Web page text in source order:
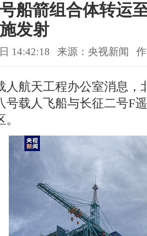
船箭组合体转运
发射
14:42:18 来源：央视新闻
天工程办公室消息，
号载人飞船与长征二号F